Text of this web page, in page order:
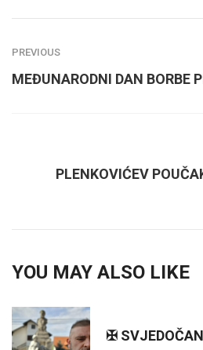
PREVIOUS
MEĐUNARODNI DAN BORBE
PLENKOVIĆEV
YOU MAY ALSO LIKE
✠